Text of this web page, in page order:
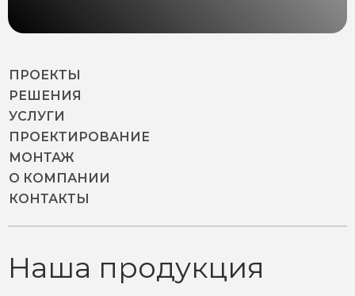
ПРОЕКТЫ
РЕШЕНИЯ
УСЛУГИ
ПРОЕКТИРОВАНИЕ
МОНТАЖ
О КОМПАНИИ
КОНТАКТЫ
Наша продукция